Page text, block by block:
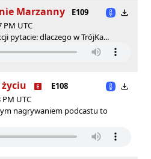
Marzanny
E109
PM UTC
pytacie: dlaczego w TrójKa...
życiu
E108
PM UTC
nagrywaniem podcastu to